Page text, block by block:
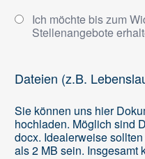
Ich möchte bis zum
Stellenangebote
Dateien (z.B.
Sie können uns hier
hochladen. Möglich sind
docx. Idealerweise
als 2 MB sein. Insgesamt